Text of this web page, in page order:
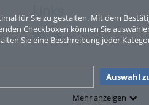
für Sie zu gestalten. Mit dem
Checkboxen können Sie
Sie eine Beschreibung jeder
Auswahl
Mehr anzeigen
Links
Sitemap